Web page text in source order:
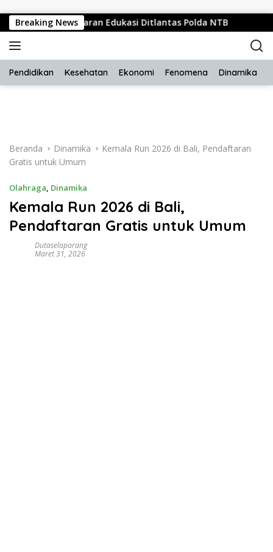
Breaking News
Gerung Jadi Sasaran Edukasi Ditlantas Polda NTB
Pendidikan Kesehatan Ekonomi Fenomena Dinamika
Beranda Dinamika
Kemala Run 2026 di Bali, Pendaftaran
Gratis untuk Umum
Olahraga Dinamika
Kemala Run 2026 di Bali,
Pendaftaran Gratis untuk Umum
Dutaselaparang
Maret 31, 2026